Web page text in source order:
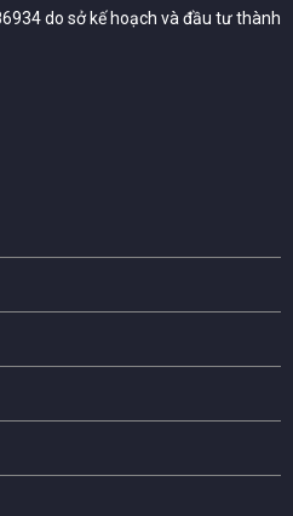
do sở kế hoạch và đầu tư thành